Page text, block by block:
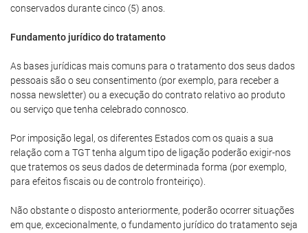
conservados durante cinco (5) anos.
Fundamento jurídico do tratamento
As bases jurídicas mais comuns para o tratamento dos seus dados
pessoais são o seu consentimento (por exemplo, para receber a
nossa newsletter) ou a execução do contrato relativo ao produto
ou serviço que tenha celebrado connosco.
Por imposição legal, os diferentes Estados com os quais a sua
relação com a TGT tenha algum tipo de ligação poderão exigir-nos
que tratemos os seus dados de determinada forma (por exemplo,
para efeitos fiscais ou de controlo fronteiriço).
Não obstante o disposto anteriormente, poderão ocorrer situações
em que, excecionalmente, o fundamento jurídico do tratamento seja